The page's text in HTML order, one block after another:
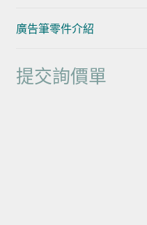
廣告筆零件介紹
提交詢價單